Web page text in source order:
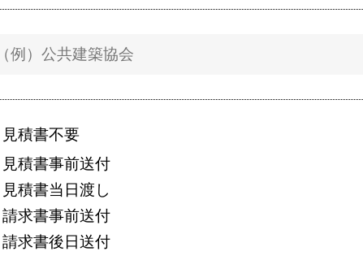
見積書不要
見積書事前送付
見積書当日渡し
請求書事前送付
請求書後日送付